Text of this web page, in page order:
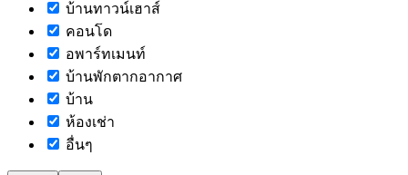
บ้านทาวน์เฮาส์
คอนโด
อพาร์ทเมนท์
บ้านพักตากอากาศ
บ้าน
ห้องเช่า
อื่นๆ